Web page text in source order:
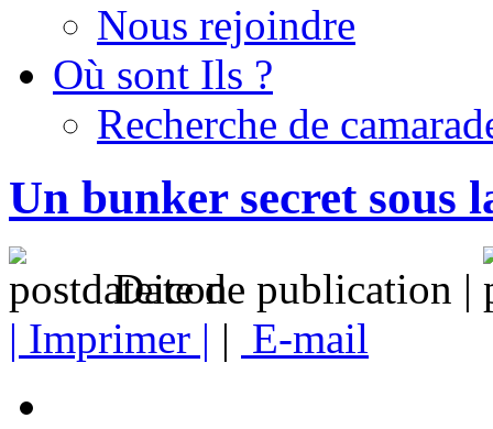
Nous rejoindre
Où sont Ils ?
Recherche de
Un bunker secret sous
Date de publication |
| Imprimer | | E-mail